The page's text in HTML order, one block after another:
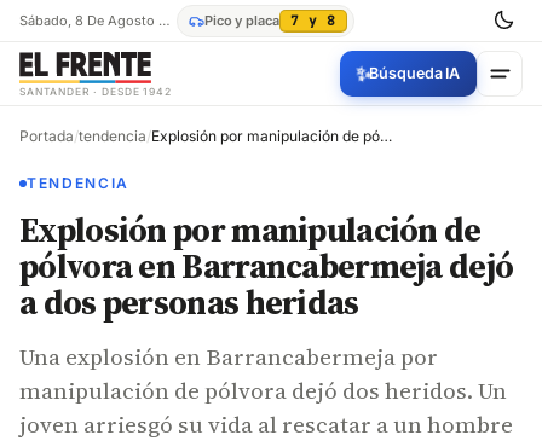
Sábado, 8 De Agosto De 2026 Pico y placa 7 y 8
SANTANDER · DESDE 1942
✨Búsqueda IA
Portada/tendencia/ Explosión por manipulación de pólvora en Barrancabermeja dejó a dos personas heridas
TENDENCIA
Explosión por manipulación de
pólvora en Barrancabermeja dejó
a dos personas heridas
Una explosión en Barrancabermeja por
manipulación de pólvora dejó dos heridos. Un
joven arriesgó su vida al rescatar a un hombre